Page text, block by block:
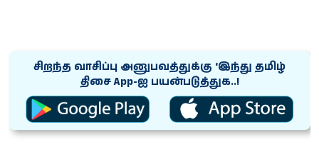
சிறந்த வாசிப்பு அனுபவத்துக்கு ‘இந்து தமிழ்
திசை App-ஐ பயன்படுத்துக..!